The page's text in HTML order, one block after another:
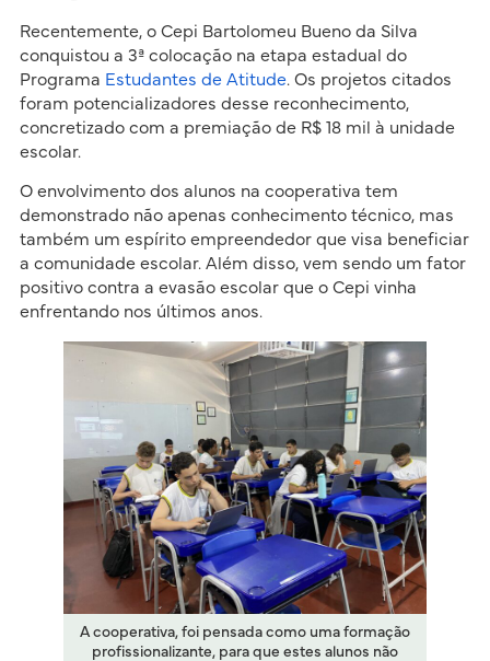
Recentemente, o Cepi Bartolomeu Bueno da Silva
conquistou a 3ª colocação na etapa estadual do
Programa Estudantes de Atitude. Os projetos citados
foram potencializadores desse reconhecimento,
concretizado com a premiação de R$ 18 mil à unidade
escolar.
O envolvimento dos alunos na cooperativa tem
demonstrado não apenas conhecimento técnico, mas
também um espírito empreendedor que visa beneficiar
a comunidade escolar. Além disso, vem sendo um fator
positivo contra a evasão escolar que o Cepi vinha
enfrentando nos últimos anos.
A cooperativa, foi pensada como uma formação
profissionalizante, para que estes alunos não